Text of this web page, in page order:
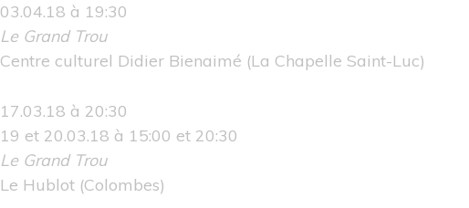
03.04.18 à 19:30
Le Grand Trou
Centre culturel Didier Bienaimé (La Chapelle Saint-Luc)
17.03.18 à 20:30
19 et 20.03.18 à 15:00 et 20:30
Le Grand Trou
Le Hublot(Colombes)